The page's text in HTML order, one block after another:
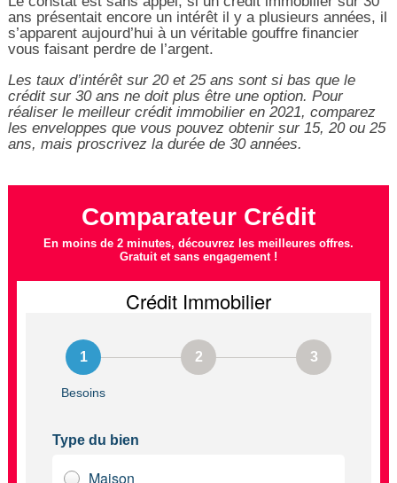
ans présentait encore un intérêt il y a plusieurs années, il
s’apparent aujourd’hui à un véritable gouffre financier
vous faisant perdre de l’argent.
Les taux d’intérêt sur 20 et 25 ans sont si bas que le
crédit sur 30 ans ne doit plus être une option. Pour
réaliser le meilleur crédit immobilier en 2021, comparez
les enveloppes que vous pouvez obtenir sur 15, 20 ou 25
ans, mais proscrivez la durée de 30 années.
Comparateur Crédit
En moins de 2 minutes, découvrez les meilleures offres.
Gratuit et sans engagement !